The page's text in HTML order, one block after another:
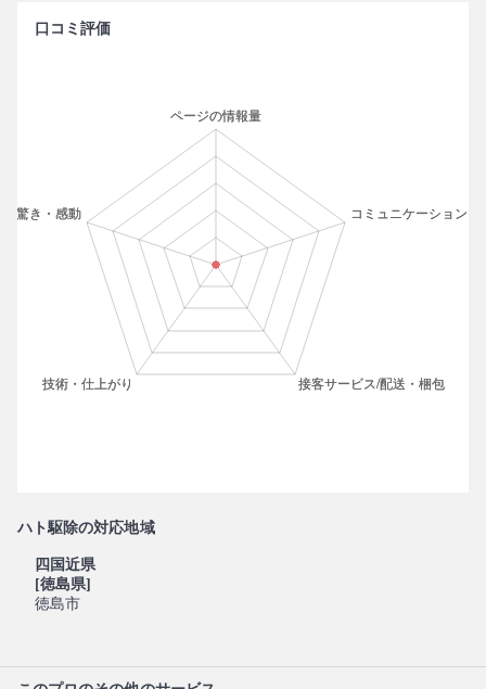
口コミ評価
ハト駆除の対応地域
四国近県
[徳島県]
徳島市